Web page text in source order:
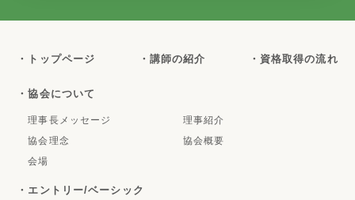
・トップページ ・講師の紹介 ・資格取得の流れ
・協会について
理事長メッセージ
理事紹介
協会理念
協会概要
会場
・エントリー/ベーシック